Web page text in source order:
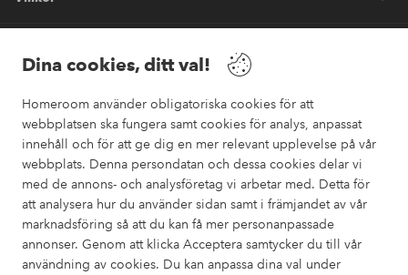
Dina cookies, ditt val!
Homeroom använder obligatoriska cookies för att
webbplatsen ska fungera samt cookies för analys, anpassat
innehåll och för att ge dig en mer relevant upplevelse på vår
webbplats. Denna persondatan och dessa cookies delar vi
med de annons- och analysföretag vi arbetar med. Detta för
att analysera hur du använder sidan samt i främjandet av vår
marknadsföring så att du kan få mer personanpassade
annonser. Genom att klicka Acceptera samtycker du till vår
användning av cookies. Du kan anpassa dina val under
Säkra betalningar
Vill du veta mer om våra betalalternativ ?
elpy